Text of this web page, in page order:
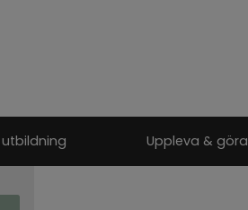
Uppleva & göra